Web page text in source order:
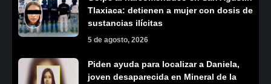
Tlaxiaca: detienen a mujer con dosis de
sustancias ilícitas
5 de agosto, 2026
Piden ayuda para localizar a Daniela,
joven desaparecida en Mineral de la